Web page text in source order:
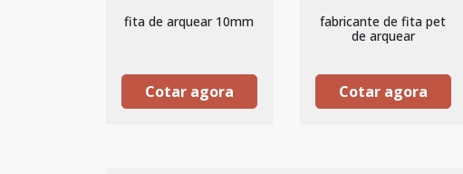
fita de arquear 10mm
Cotar agora
fabricante de fita pet
de arquear
Cotar agora